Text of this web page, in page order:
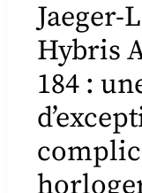
Jaeger-
Hybris
184 :